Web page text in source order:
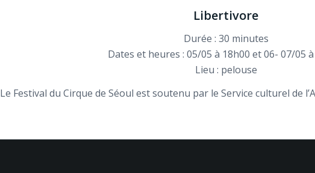
Libertivore
Durée : 30 minutes
Dates et heures : 05/05 à 18h00 et 06- 07/05
Lieu : pelouse
Le Festival du Cirque de Séoul est soutenu par le Service culturel de